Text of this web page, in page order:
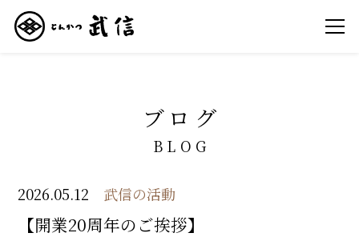
ブログ
BLOG
2026.05.12 武信の活動
【開業20周年のご挨拶】